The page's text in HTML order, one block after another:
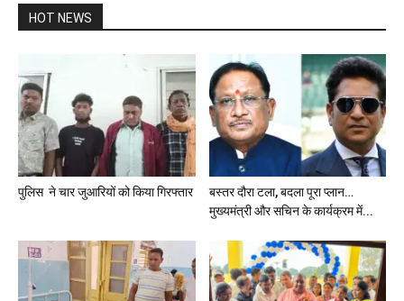
HOT NEWS
पुलिस ने चार जुआरियों को किया गिरफ्तार
बस्तर दौरा टला, बदला पूरा प्लान…
मुख्यमंत्री और सचिन के कार्यक्रम में...